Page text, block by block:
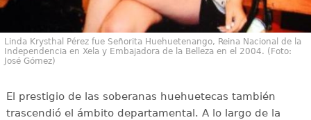
Linda Krysthal Pérez fue Señorita Huehuetenango, Reina Nacional de la
Independencia en Xela y Embajadora de la Belleza en el 2004. (Foto:
José Gómez)
El prestigio de las soberanas huehuetecas también
trascendió el ámbito departamental. A lo largo de la